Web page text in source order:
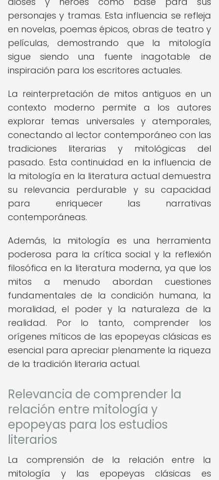
personajes y tramas. Esta influencia se refleja
en novelas, poemas épicos, obras de teatro y
películas, demostrando que la mitología
sigue siendo una fuente inagotable de
inspiración para los escritores actuales.
La reinterpretación de mitos antiguos en un
contexto moderno permite a los autores
explorar temas universales y atemporales,
conectando al lector contemporáneo con las
tradiciones literarias y mitológicas del
pasado. Esta continuidad en la influencia de
la mitología en la literatura actual demuestra
su relevancia perdurable y su capacidad
para enriquecer las narrativas
contemporáneas.
Además, la mitología es una herramienta
poderosa para la crítica social y la reflexión
filosófica en la literatura moderna, ya que los
mitos a menudo abordan cuestiones
fundamentales de la condición humana, la
moralidad, el poder y la naturaleza de la
realidad. Por lo tanto, comprender los
orígenes míticos de las epopeyas clásicas es
esencial para apreciar plenamente la riqueza
de la tradición literaria actual.
Relevancia de comprender la
relación entre mitología y
epopeyas para los estudios
literarios
La comprensión de la relación entre la
mitología y las epopeyas clásicas es